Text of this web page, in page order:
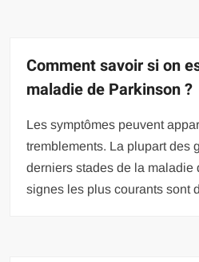
Comment savoir si on
maladie de Parkinson ?
Les symptômes peuvent
tremblements. La plupart des
derniers stades de la maladie
signes les plus courants sont